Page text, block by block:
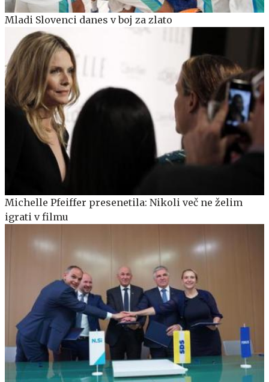
Mladi Slovenci danes v boj za zlato
Michelle Pfeiffer presenetila: Nikoli več ne želim
igrati v filmu